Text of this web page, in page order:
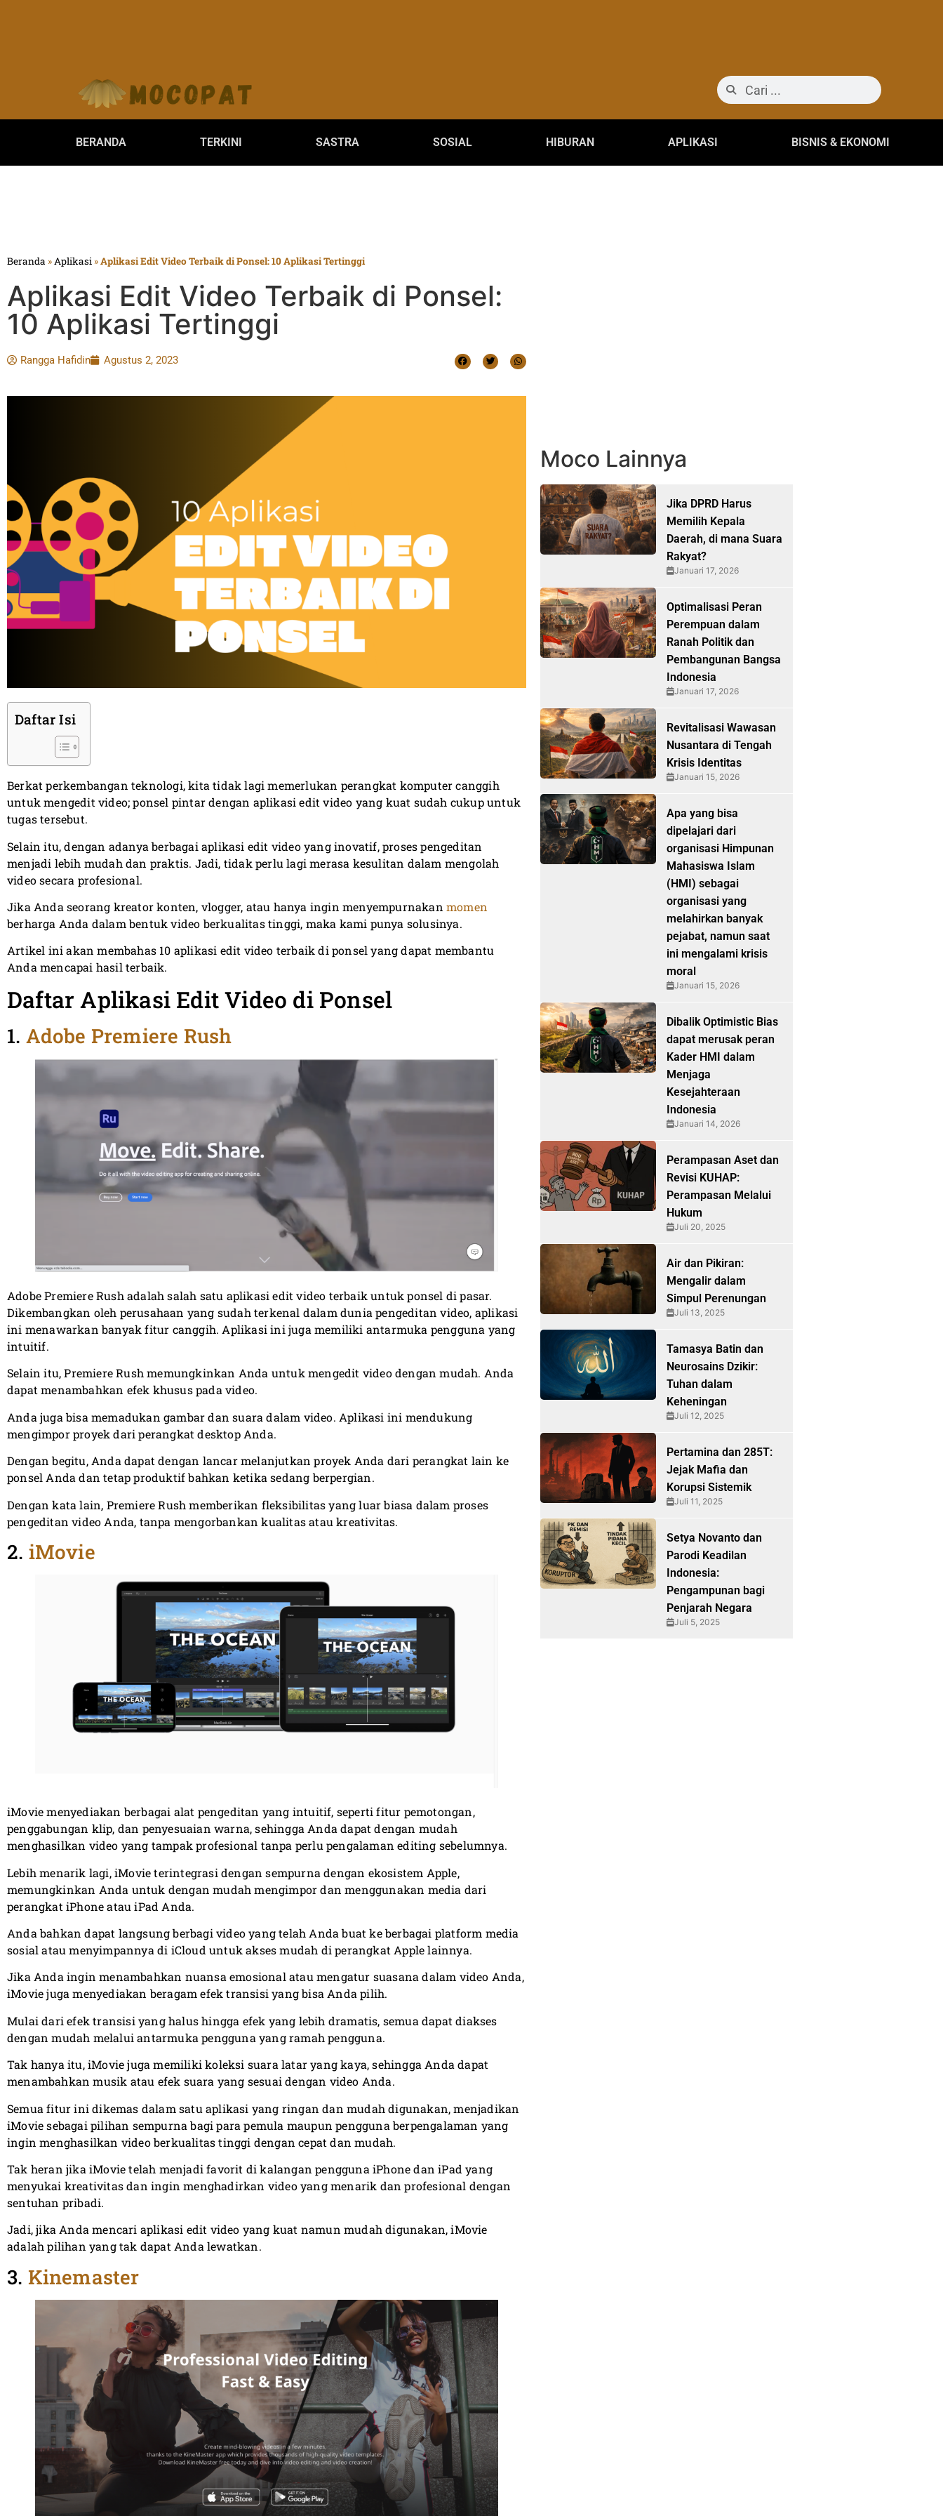
BERANDA TERKINI SASTRA SOSIAL HIBURAN APLIKASI BISNIS & EKONOMI
Beranda »Aplikasi »Aplikasi Edit Video Terbaik di Ponsel: 10 Aplikasi Tertinggi
Aplikasi Edit Video Terbaik di Ponsel:
10 Aplikasi Tertinggi
Rangga Hafidin Agustus 2, 2023
Daftar Isi
Berkat perkembangan teknologi, kita tidak lagi memerlukan perangkat komputer canggih
untuk mengedit video; ponsel pintar dengan aplikasi edit video yang kuat sudah cukup untuk
tugas tersebut.
Selain itu, dengan adanya berbagai aplikasi edit video yang inovatif, proses pengeditan
menjadi lebih mudah dan praktis. Jadi, tidak perlu lagi merasa kesulitan dalam mengolah
video secara profesional.
Jika Anda seorang kreator konten, vlogger, atau hanya ingin menyempurnakanmomen
berharga Anda dalam bentuk video berkualitas tinggi, maka kami punya solusinya.
Artikel ini akan membahas 10 aplikasi edit video terbaik di ponsel yang dapat membantu
Anda mencapai hasil terbaik.
Daftar Aplikasi Edit Video di Ponsel
1. Adobe Premiere Rush
Adobe Premiere Rush adalah salah satu aplikasi edit video terbaik untuk ponsel di pasar.
Dikembangkan oleh perusahaan yang sudah terkenal dalam dunia pengeditan video, aplikasi
ini menawarkan banyak fitur canggih. Aplikasi ini juga memiliki antarmuka pengguna yang
intuitif.
Selain itu, Premiere Rush memungkinkan Anda untuk mengedit video dengan mudah. Anda
dapat menambahkan efek khusus pada video.
Anda juga bisa memadukan gambar dan suara dalam video. Aplikasi ini mendukung
mengimpor proyek dari perangkat desktop Anda.
Dengan begitu, Anda dapat dengan lancar melanjutkan proyek Anda dari perangkat lain ke
ponsel Anda dan tetap produktif bahkan ketika sedang berpergian.
Dengan kata lain, Premiere Rush memberikan fleksibilitas yang luar biasa dalam proses
pengeditan video Anda, tanpa mengorbankan kualitas atau kreativitas.
2. iMovie
iMovie menyediakan berbagai alat pengeditan yang intuitif, seperti fitur pemotongan,
penggabungan klip, dan penyesuaian warna, sehingga Anda dapat dengan mudah
menghasilkan video yang tampak profesional tanpa perlu pengalaman editing sebelumnya.
Lebih menarik lagi, iMovie terintegrasi dengan sempurna dengan ekosistem Apple,
memungkinkan Anda untuk dengan mudah mengimpor dan menggunakan media dari
perangkat iPhone atau iPad Anda.
Anda bahkan dapat langsung berbagi video yang telah Anda buat ke berbagai platform media
sosial atau menyimpannya di iCloud untuk akses mudah di perangkat Apple lainnya.
Jika Anda ingin menambahkan nuansa emosional atau mengatur suasana dalam video Anda,
iMovie juga menyediakan beragam efek transisi yang bisa Anda pilih.
Mulai dari efek transisi yang halus hingga efek yang lebih dramatis, semua dapat diakses
dengan mudah melalui antarmuka pengguna yang ramah pengguna.
Tak hanya itu, iMovie juga memiliki koleksi suara latar yang kaya, sehingga Anda dapat
menambahkan musik atau efek suara yang sesuai dengan video Anda.
Semua fitur ini dikemas dalam satu aplikasi yang ringan dan mudah digunakan, menjadikan
iMovie sebagai pilihan sempurna bagi para pemula maupun pengguna berpengalaman yang
ingin menghasilkan video berkualitas tinggi dengan cepat dan mudah.
Tak heran jika iMovie telah menjadi favorit di kalangan pengguna iPhone dan iPad yang
menyukai kreativitas dan ingin menghadirkan video yang menarik dan profesional dengan
sentuhan pribadi.
Jadi, jika Anda mencari aplikasi edit video yang kuat namun mudah digunakan, iMovie
adalah pilihan yang tak dapat Anda lewatkan.
3. Kinemaster
Moco Lainnya
Jika DPRD Harus
Memilih Kepala
Daerah, di mana Suara
Rakyat?
Januari 17, 2026
Optimalisasi Peran
Perempuan dalam
Ranah Politik dan
Pembangunan Bangsa
Indonesia
Januari 17, 2026
Revitalisasi Wawasan
Nusantara di Tengah
Krisis Identitas
Januari 15, 2026
Apa yang bisa
dipelajari dari
organisasi Himpunan
Mahasiswa Islam
(HMI) sebagai
organisasi yang
melahirkan banyak
pejabat, namun saat
ini mengalami krisis
moral
Januari 15, 2026
Dibalik Optimistic Bias
dapat merusak peran
Kader HMI dalam
Menjaga
Kesejahteraan
Indonesia
Januari 14, 2026
Perampasan Aset dan
Revisi KUHAP:
Perampasan Melalui
Hukum
Juli 20, 2025
Air dan Pikiran:
Mengalir dalam
Simpul Perenungan
Juli 13, 2025
Tamasya Batin dan
Neurosains Dzikir:
Tuhan dalam
Keheningan
Juli 12, 2025
Pertamina dan 285T:
Jejak Mafia dan
Korupsi Sistemik
Juli 11, 2025
Setya Novanto dan
Parodi Keadilan
Indonesia:
Pengampunan bagi
Penjarah Negara
Juli 5, 2025